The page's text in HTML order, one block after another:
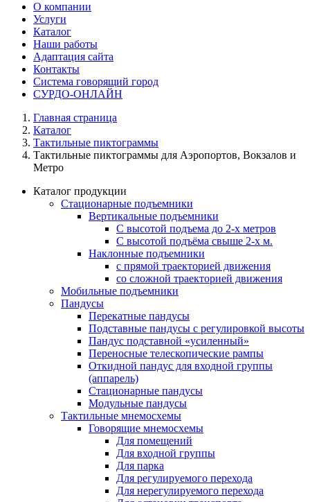
О компании
Услуги
Каталог
Наши работы
Адаптация сайта
Контакты
Система говорящий город
СУРДО-ОНЛАЙН
Главная страница
Каталог
Тактильные пиктограммы
Тактильные пиктограммы для Аэропортов, Вокзалов и
Метро
Каталог продукции
Стационарные подъемники
Вертикальные подъемники
С высотой подъема до 2-х метров
С высотой подъёма свыше 2-х м.
Наклонные подъемники
с прямой траекторией движения
со сложной траекторией движения
Мобильные подъемники
Пандусы
Перекатные пандусы
Подставные пандусы с регулировкой выcоты
Пандус подставной «усиленный»
Переносные телескопические рампы
Откидной пандус для входной группы
(аппарель)
Стационарные пандусы
Модульные пандусы
Тактильные мнемосхемы
Говорящие мнемосхемы
Для помещений
Для входной группы
Для парка
Для регулируемого перехода
Для нерегулируемого перехода